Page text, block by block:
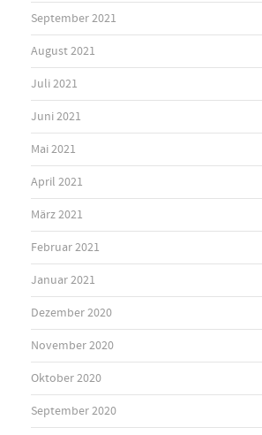
September 2021
August 2021
Juli 2021
Juni 2021
Mai 2021
April 2021
März 2021
Februar 2021
Januar 2021
Dezember 2020
November 2020
Oktober 2020
September 2020